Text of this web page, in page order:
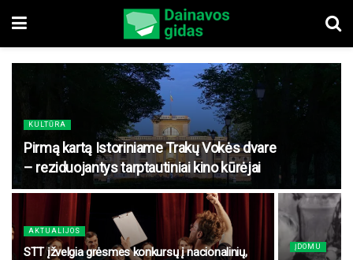
KULTŪRA
Pirmą kartą Istoriniame Trakų Vokės dvare
– reziduojantys tarptautiniai kino kūrėjai
AKTUALIJOS
STT įžvelgia grėsmes konkursų į nacionalinių,
ĮDOMU